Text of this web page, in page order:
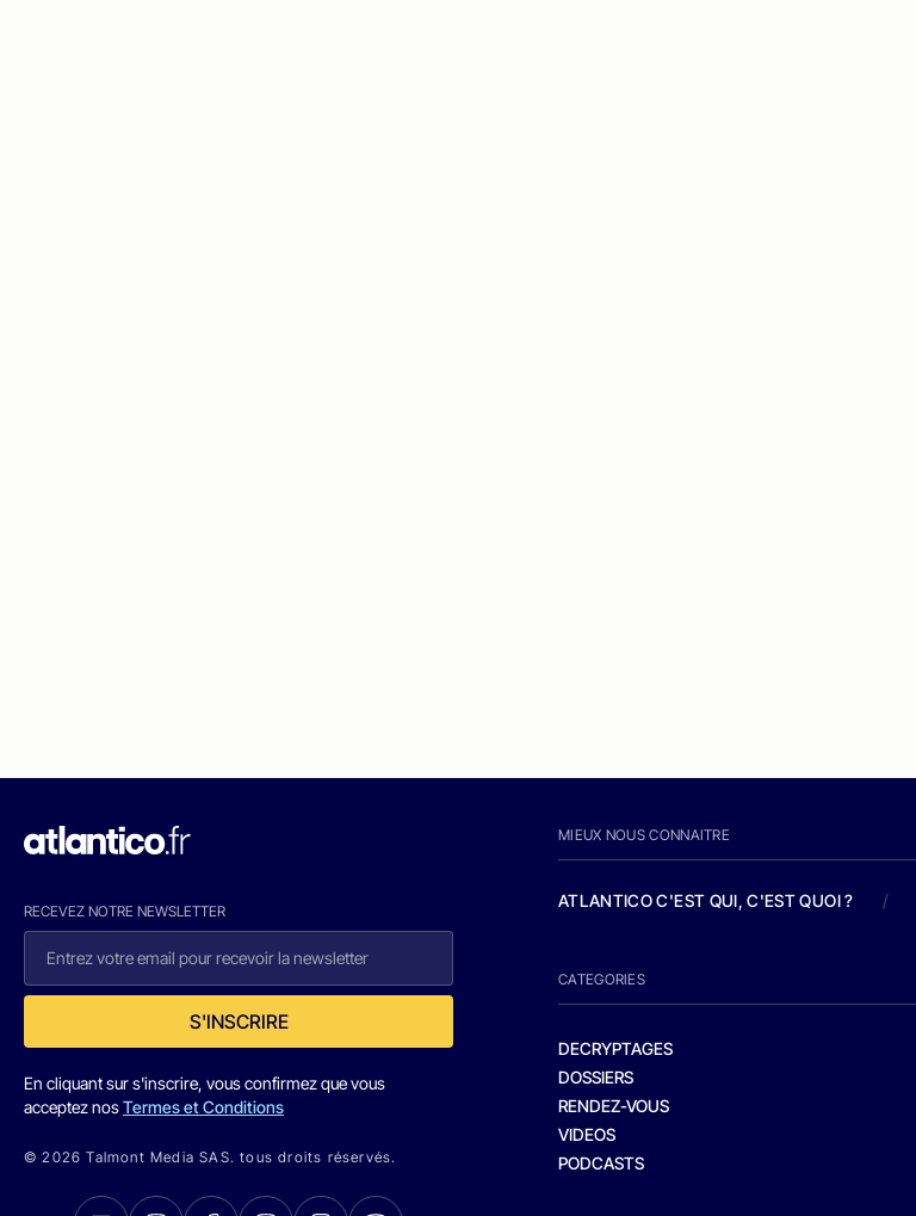
RECEVEZ NOTRE NEWSLETTER
S'INSCRIRE
En cliquant sur s'inscrire, vous confirmez que vous
acceptez nosTermes et Conditions
© 2026 Talmont Media SAS. tous droits réservés.
MIEUX NOUS CONNAITRE
ATLANTICO C'EST QUI, C'EST QUOI ? /
CATEGORIES
DECRYPTAGES
DOSSIERS
RENDEZ-VOUS
VIDEOS
PODCASTS